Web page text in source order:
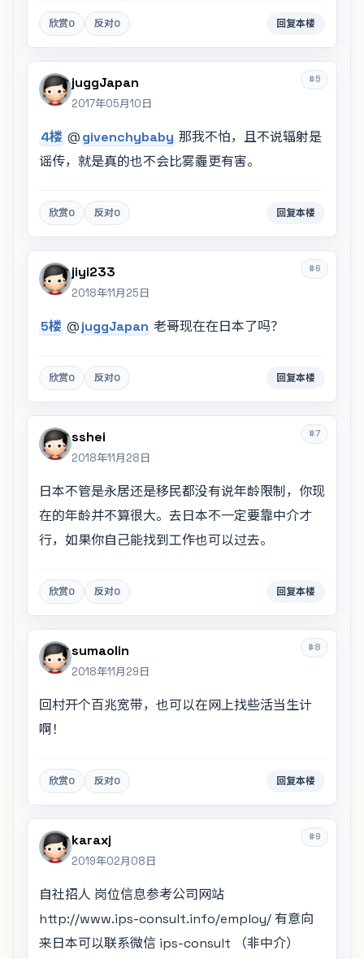
欣赏0 反对0 回复本楼
#5
juggJapan
2017年05月10日
4楼 @givenchybaby 那我不怕，且不说辐射是
谣传，就是真的也不会比雾霾更有害。
欣赏0 反对0 回复本楼
#6
jiyi233
2018年11月25日
5楼 @juggJapan 老哥现在在日本了吗？
欣赏0 反对0 回复本楼
#7
sshei
2018年11月28日
日本不管是永居还是移民都没有说年龄限制，你现
在的年龄并不算很大。去日本不一定要靠中介才
行，如果你自己能找到工作也可以过去。
欣赏0 反对0 回复本楼
#8
sumaolin
2018年11月29日
回村开个百兆宽带，也可以在网上找些活当生计
啊！
欣赏0 反对0 回复本楼
#9
karaxj
2019年02月08日
自社招人 岗位信息参考公司网站
http://www.ips-consult.info/employ/ 有意向
来日本可以联系微信 ips-consult （非中介）